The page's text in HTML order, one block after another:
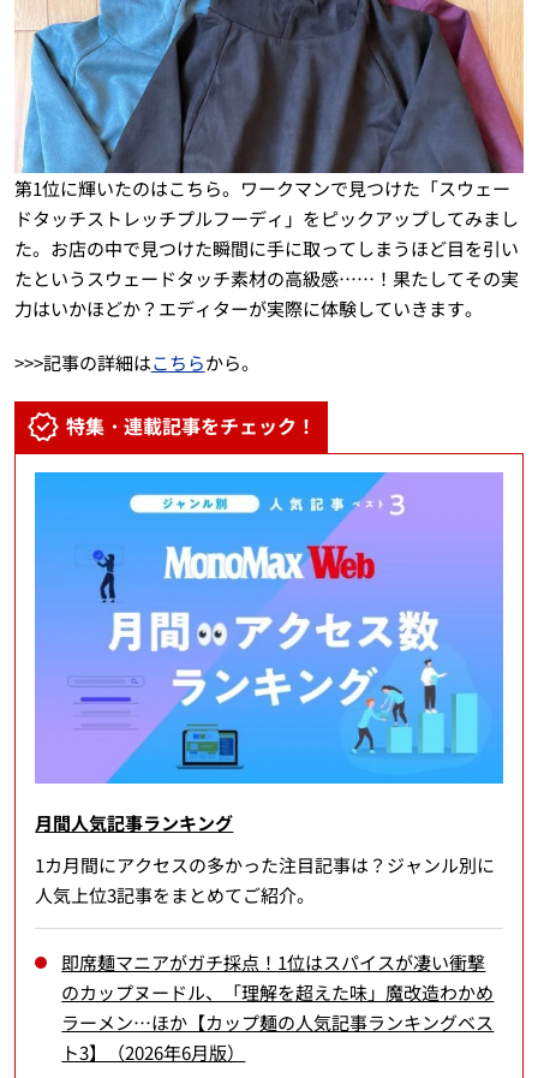
第1位に輝いたのはこちら。ワークマンで見つけた「スウェー
ドタッチストレッチプルフーディ」をピックアップしてみまし
た。お店の中で見つけた瞬間に手に取ってしまうほど目を引い
たというスウェードタッチ素材の高級感……！果たしてその実
力はいかほどか？エディターが実際に体験していきます。
>>>記事の詳細はこちらから。
特集・連載記事をチェック！
月間人気記事ランキング
1カ月間にアクセスの多かった注目記事は？ジャンル別に
人気上位3記事をまとめてご紹介。
即席麺マニアがガチ採点！1位はスパイスが凄い衝撃
のカップヌードル、「理解を超えた味」魔改造わかめ
ラーメン…ほか【カップ麺の人気記事ランキングベス
ト3】（2026年6月版）